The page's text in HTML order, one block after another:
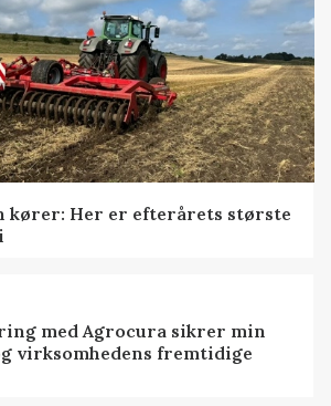
kører: Her er efterårets største
med Agrocura sikrer min
virksomhedens fremtidige